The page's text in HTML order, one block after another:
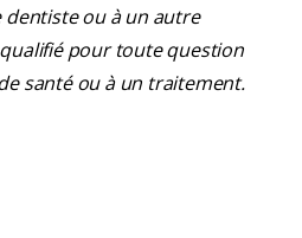
ou à un autre
pour toute question
santé ou à un traitement.